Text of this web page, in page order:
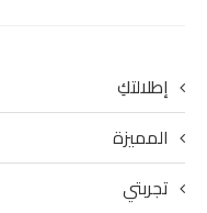
إطلالتكِ
المميزة
تجربتي